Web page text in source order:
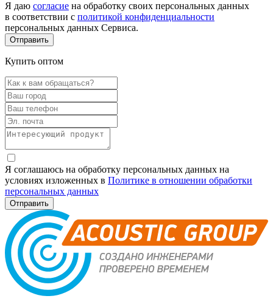
Я даю согласие на обработку своих персональных данных
в соответствии с политикой конфиденциальности
персональных данных Сервиса.
Купить оптом
Я соглашаюсь на обработку персональных данных на
условиях изложенных в Политике в отношении обработки
персональных данных